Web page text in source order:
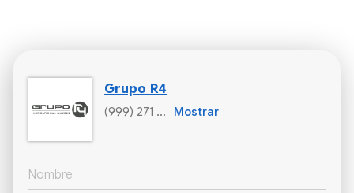
Grupo R4
(999) 271 ... Mostrar